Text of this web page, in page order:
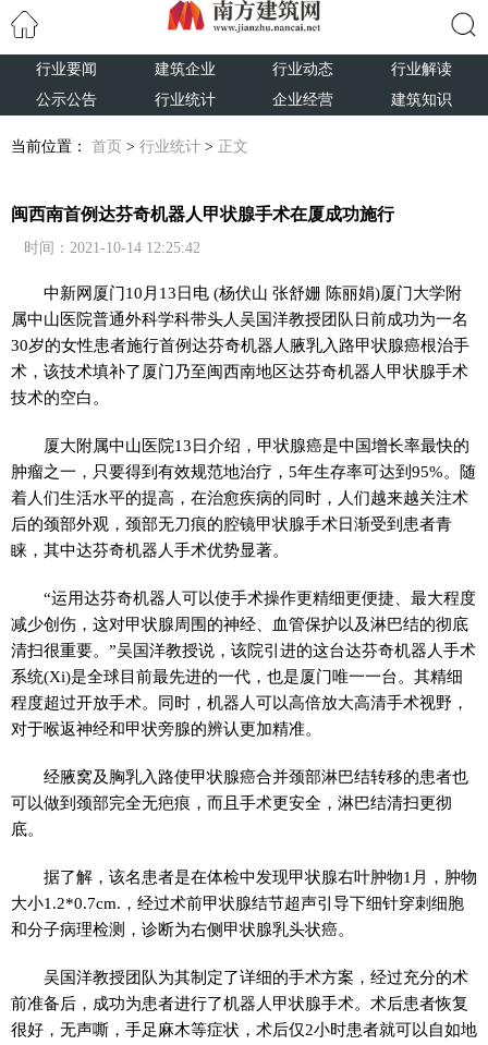
行业要闻 建筑企业 行业动态
行业解读
公示公告
行业统计 企业经营 建筑知识
当前位置： 首页 > 行业统计 > 正文
闽西南首例达芬奇机器人甲状腺手术在厦成功施行
时间：2021-10-14 12:25:42
中新网厦门10月13日电 (杨伏山 张舒姗 陈丽娟)厦门大学附
属中山医院普通外科学科带头人吴国洋教授团队日前成功为一名
30岁的女性患者施行首例达芬奇机器人腋乳入路甲状腺癌根治手
术，该技术填补了厦门乃至闽西南地区达芬奇机器人甲状腺手术
技术的空白。
厦大附属中山医院13日介绍，甲状腺癌是中国增长率最快的
肿瘤之一，只要得到有效规范地治疗，5年生存率可达到95%。随
着人们生活水平的提高，在治愈疾病的同时，人们越来越关注术
后的颈部外观，颈部无刀痕的腔镜甲状腺手术日渐受到患者青
睐，其中达芬奇机器人手术优势显著。
“运用达芬奇机器人可以使手术操作更精细更便捷、最大程度
减少创伤，这对甲状腺周围的神经、血管保护以及淋巴结的彻底
清扫很重要。”吴国洋教授说，该院引进的这台达芬奇机器人手术
系统(Xi)是全球目前最先进的一代，也是厦门唯一一台。其精细
程度超过开放手术。同时，机器人可以高倍放大高清手术视野，
对于喉返神经和甲状旁腺的辨认更加精准。
经腋窝及胸乳入路使甲状腺癌合并颈部淋巴结转移的患者也
可以做到颈部完全无疤痕，而且手术更安全，淋巴结清扫更彻
底。
据了解，该名患者是在体检中发现甲状腺右叶肿物1月，肿物
大小1.2*0.7cm.，经过术前甲状腺结节超声引导下细针穿刺细胞
和分子病理检测，诊断为右侧甲状腺乳头状癌。
吴国洋教授团队为其制定了详细的手术方案，经过充分的术
前准备后，成功为患者进行了机器人甲状腺手术。术后患者恢复
很好，无声嘶，手足麻木等症状，术后仅2小时患者就可以自如地